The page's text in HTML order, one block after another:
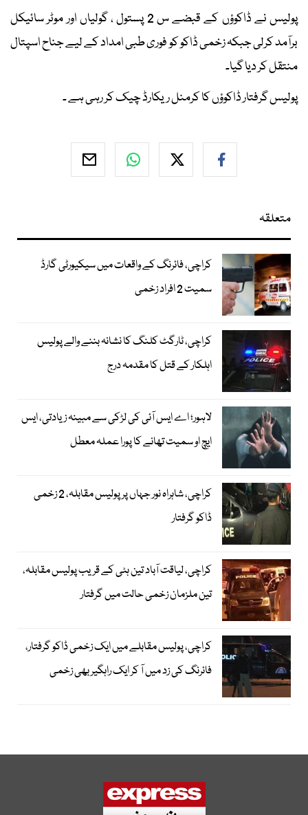
پولیس نے ڈاکوؤں کے قبضے س 2 پستول ، گولیاں اور موٹر سائیکل
برآمد کرلی جبکہ زخمی ڈاکو کو فوری طبی امداد کے لیے جناح اسپتال
منتقل کر دیا گیا۔
پولیس گرفتار ڈاکوؤں کا کرمنل ریکارڈ چیک کر رہی ہے ۔
متعلقہ
کراچی، فائرنگ کے واقعات میں سیکیورٹی گارڈ
سمیت 2 افراد زخمی
کراچی، ٹارگٹ کلنگ کا نشانہ بننے والے پولیس
اہلکار کے قتل کا مقدمہ درج
لاہور؛ اے ایس آئی کی لڑکی سے مبینہ زیادتی، ایس
ایچ او سمیت تھانے کا پورا عملہ معطل
کراچی، شاہراہ نور جہاں پر پولیس مقابلہ، 2 زخمی
ڈاکو گرفتار
کراچی، لیاقت آباد تین ہٹی کے قریب پولیس مقابلہ،
تین ملزمان زخمی حالت میں گرفتار
کراچی، پولیس مقابلے میں ایک زخمی ڈاکو گرفتار،
فائرنگ کی زد میں آ کر ایک راہگیر بھی زخمی